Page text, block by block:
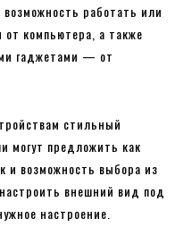
работать или
компьютера, а также
гаджетами — от
стильный
могут предложить как
и возможность выбора из
внешний вид под
настроение.